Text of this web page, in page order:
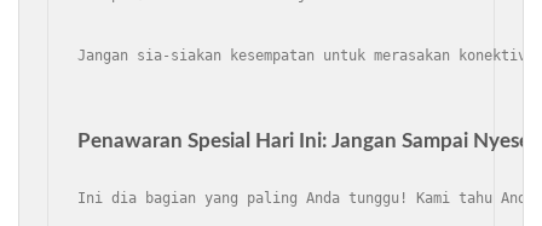
Jangan sia-siakan kesempatan untuk merasakan
Penawaran Spesial Hari Ini: Jangan Sampai
Ini dia bagian yang paling Anda tunggu! Kami tahu